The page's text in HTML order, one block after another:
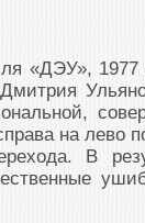
«ДЭУ», 1977
на лево
В